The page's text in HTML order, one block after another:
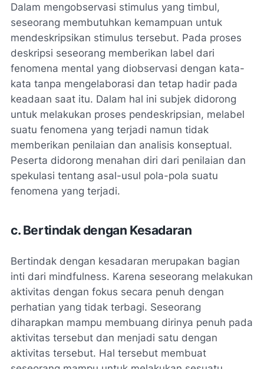
Dalam mengobservasi stimulus yang timbul,
seseorang membutuhkan kemampuan untuk
mendeskripsikan stimulus tersebut. Pada proses
deskripsi seseorang memberikan label dari
fenomena mental yang diobservasi dengan kata-
kata tanpa mengelaborasi dan tetap hadir pada
keadaan saat itu. Dalam hal ini subjek didorong
untuk melakukan proses pendeskripsian, melabel
suatu fenomena yang terjadi namun tidak
memberikan penilaian dan analisis konseptual.
Peserta didorong menahan diri dari penilaian dan
spekulasi tentang asal-usul pola-pola suatu
fenomena yang terjadi.
c. Bertindak dengan Kesadaran
Bertindak dengan kesadaran merupakan bagian
inti dari mindfulness. Karena seseorang melakukan
aktivitas dengan fokus secara penuh dengan
perhatian yang tidak terbagi. Seseorang
diharapkan mampu membuang dirinya penuh pada
aktivitas tersebut dan menjadi satu dengan
aktivitas tersebut. Hal tersebut membuat